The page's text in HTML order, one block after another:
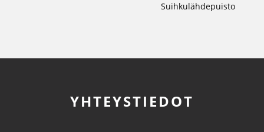
Suihkulähdepuisto
YHTEYSTIEDOT